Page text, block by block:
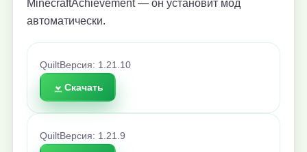
MinecraftAchievement — он установит мод
автоматически.
QuiltВерсия: 1.21.10
Скачать
QuiltВерсия: 1.21.9